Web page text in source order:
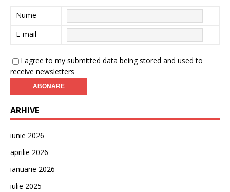
Nume
E-mail
I agree to my submitted data being stored and used to
receive newsletters
ARHIVE
iunie 2026
aprilie 2026
ianuarie 2026
iulie 2025